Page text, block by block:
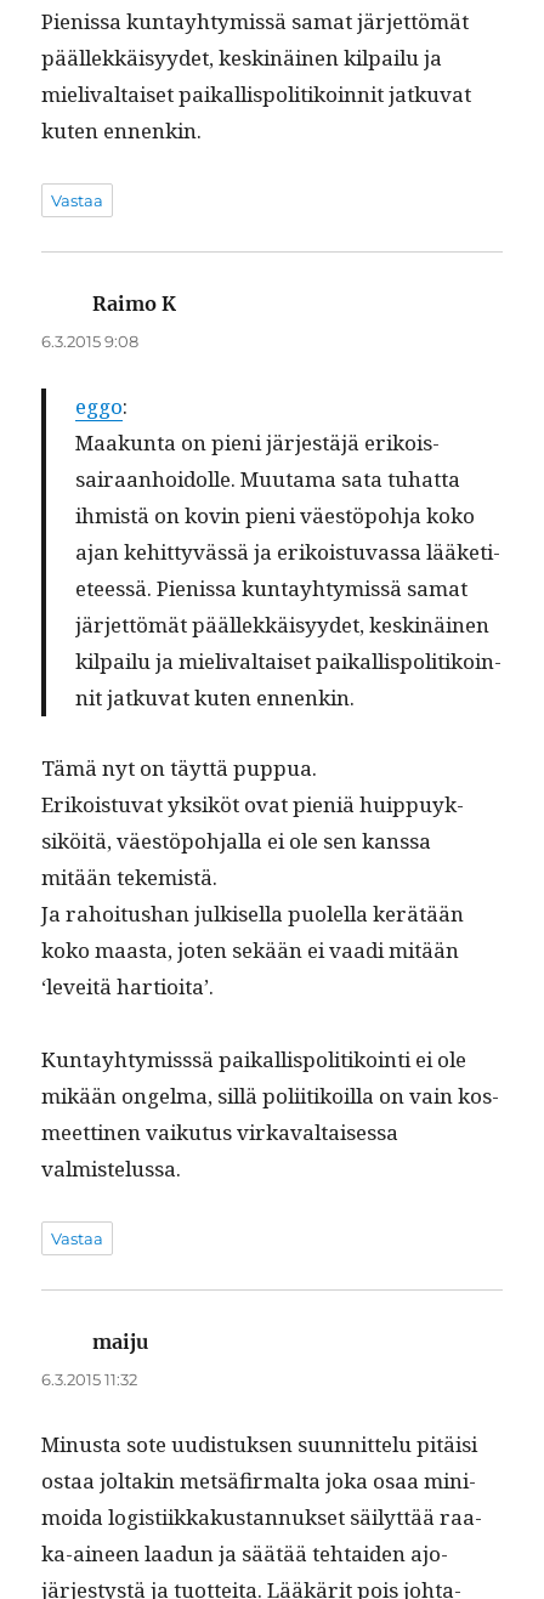
Pienis­sa kun­tay­htymis­sä samat jär­jet­tömät
päällekkäisyy­det, keskinäi­nen kil­pailu ja
mieli­v­al­taiset paikallispoli­tikoin­nit jatku­vat
kuten ennenkin.
Vastaa
Raimo K
6.3.2015 9:08
eggo:
Maakun­ta on pieni jär­jestäjä erikois­
sairaan­hoidolle. Muu­ta­ma sata tuhat­ta
ihmistä on kovin pieni väestöpo­h­ja koko
ajan kehit­tyvässä ja erikois­tu­vas­sa lääketi­
eteessä. Pienis­sa kun­tay­htymis­sä samat
jär­jet­tömät päällekkäisyy­det, keskinäi­nen
kil­pailu ja mieli­v­al­taiset paikallispoli­tikoin­
nit jatku­vat kuten ennenkin.
Tämä nyt on täyt­tä puppua.
Erikois­tu­vat yksiköt ovat pieniä huip­puyk­
siköitä, väestöpo­h­jal­la ei ole sen kanssa
mitään tekemistä.
Ja rahoi­tushan julkisel­la puolel­la kerätään
koko maas­ta, joten sekään ei vaa­di mitään
‘lev­eitä hartioita’.
Kun­tay­htymisssä paikallispoli­tikoin­ti ei ole
mikään ongel­ma, sil­lä poli­itikoil­la on vain kos­
meet­ti­nen vaiku­tus virkaval­taises­sa
valmistelussa.
Vastaa
maiju
6.3.2015 11:32
Minus­ta sote uud­is­tuk­sen suun­nit­telu pitäisi
ostaa joltakin met­sä­fir­mal­ta joka osaa min­i­
moi­da logis­ti­ikkakus­tan­nuk­set säi­lyt­tää raa­
ka-aineen laadun ja säätää tehtaiden ajo­
järjestys­tä ja tuot­tei­ta. Lääkärit pois johta­